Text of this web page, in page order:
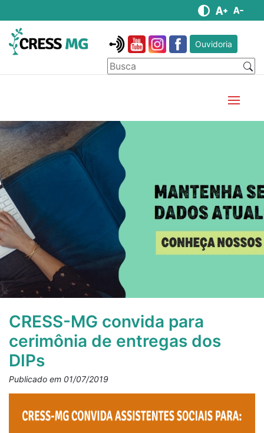
Ouvidoria
CRESS-MG convida para
cerimônia de entregas dos
DIPs
Publicado em 01/07/2019